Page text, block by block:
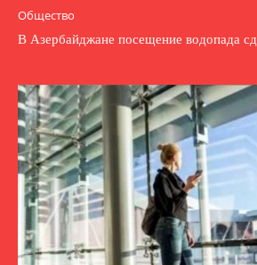
Общество
В Азербайджане посещение водопада